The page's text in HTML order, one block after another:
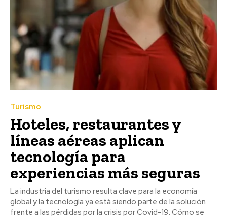
Turismo
Hoteles, restaurantes y
líneas aéreas aplican
tecnología para
experiencias más seguras
La industria del turismo resulta clave para la economía
global y la tecnología ya está siendo parte de la solución
frente a las pérdidas por la crisis por Covid-19. Cómo se